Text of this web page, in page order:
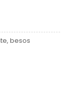
besos